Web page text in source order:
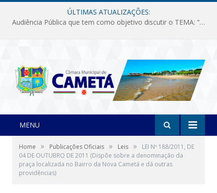
ÚLTIMAS ATUALIZAÇÕES:
Audiência Pública que tem como objetivo discutir o TEMA: “Fornecimento de Energia Elétrica em Debate: Tarifas, Qualidade e Atendimento dos Serviços”
MENU
Home » Publicações Oficiais » Leis »
LEI Nº 188/2011, DE
04 DE OUTUBRO DE 2011 (Dispõe sobre a denominação da
praça localizada no Bairro da Nova Cametá e dá outras
providências)